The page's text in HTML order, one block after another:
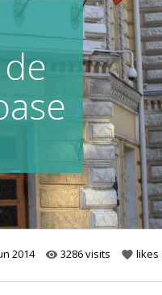
2014 remove_red_eye 3286 visits favorite likes